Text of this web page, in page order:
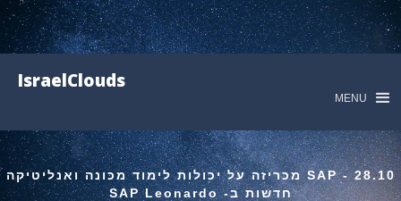
IsraelClouds
MENU
28.10 - SAP מכריזה על יכולות לימוד מכונה ואנליטיקה
חדשות ב- SAP Leonardo